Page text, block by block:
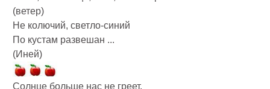
(ветер)
Не колючий, светло-синий
По кустам развешан ...
(Иней)
Солнце больше нас не греет,